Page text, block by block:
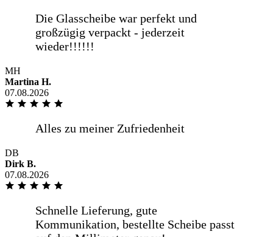
MH
Martina H.
07.08.2026
DB
Dirk B.
07.08.2026
Sehr gute Qualität, tolle Logistik und
fairer Preis. Was will man mehr!
DANKE
Ich habe schon mehrmals hier eine
Glasplatte bestellt und bis jetzt gab es
keine Beanstandungen. Ich [...]
mehr anzeigen
Glasplatte bestellt und bis jetzt gab es
keine Beanstandungen. Ich würde hier
wieder bestellen wollen.